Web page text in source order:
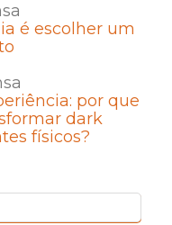
é escolher um
por que
dark
físicos?